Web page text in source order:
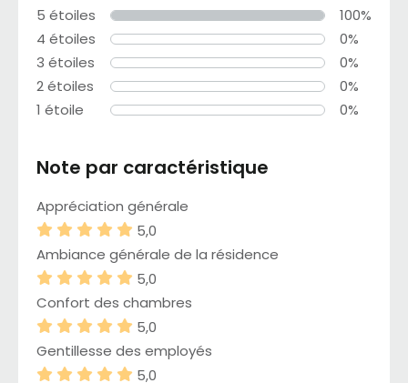
5 étoiles
100%
4 étoiles
0%
3 étoiles
0%
2 étoiles
0%
1 étoile
0%
Note par caractéristique
Appréciation générale
5,0
Ambiance générale de la résidence
5,0
Confort des chambres
5,0
Gentillesse des employés
5,0